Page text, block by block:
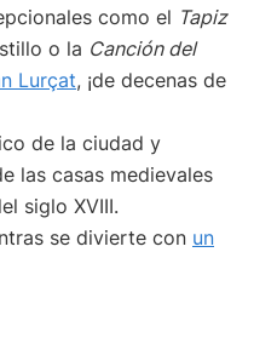
como el Tapiz
o la Canción del
Lurçat, ¡de decenas de
de la ciudad y
las casas medievales
siglo XVIII.
se divierte con un